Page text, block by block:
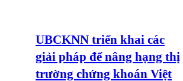
UBCKNN triển khai các
giải pháp để nâng hạng thị
trường chứng khoán Việt